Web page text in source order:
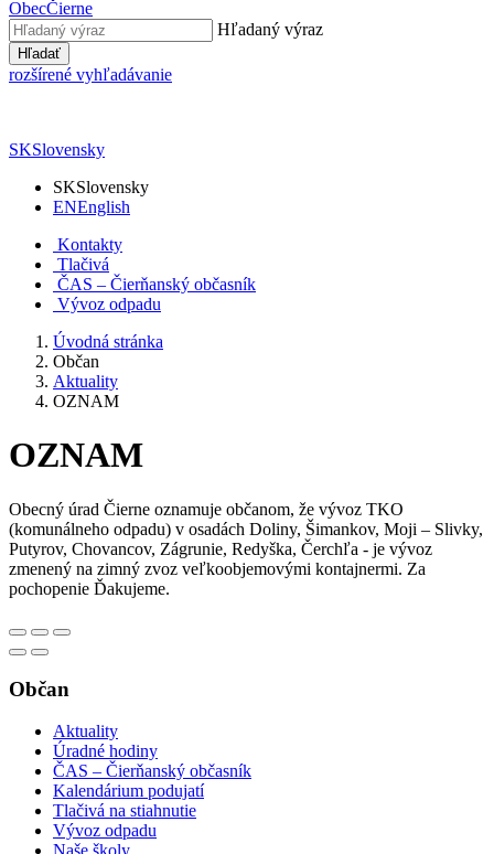
ObecČierne
Hľadaný výraz
Hľadať
rozšírené vyhľadávanie
SKSlovensky
SKSlovensky
ENEnglish
Kontakty
Tlačivá
ČAS – Čierňanský občasník
Vývoz odpadu
Úvodná stránka
Občan
Aktuality
OZNAM
OZNAM
Obecný úrad Čierne oznamuje občanom, že vývoz TKO
(komunálneho odpadu) v osadách Doliny, Šimankov, Moji – Slivky,
Putyrov, Chovancov, Zágrunie, Redyška, Čerchľa - je vývoz
zmenený na zimný zvoz veľkoobjemovými kontajnermi. Za
pochopenie Ďakujeme.
Občan
Aktuality
Úradné hodiny
ČAS – Čierňanský občasník
Kalendárium podujatí
Tlačivá na stiahnutie
Vývoz odpadu